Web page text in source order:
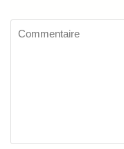
Commentaire